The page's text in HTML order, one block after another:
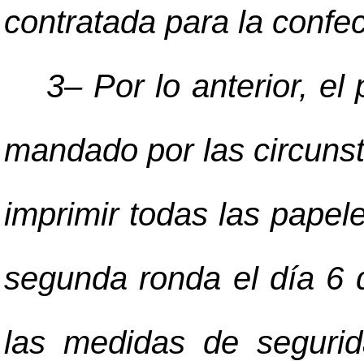
contratada para la
3–Por lo anterior, el
mandado por las
imprimir todas las
segunda ronda el día 6
las medidas de